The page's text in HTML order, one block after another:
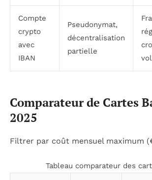
Compte
crypto
avec
IBAN
Pseudonymat,
décentralisation
partielle
Comparateur de Cartes
2025
Filtrer par coût mensuel maximum
Tableau comparateur des